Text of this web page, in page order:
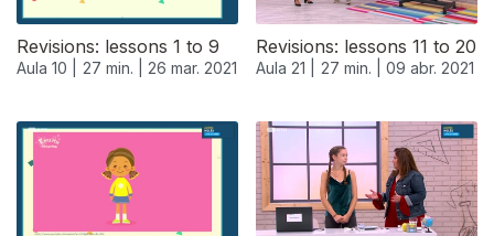
Revisions: lessons 1 to 9
Aula 10 | 27 min. | 26 mar. 2021
Revisions: lessons 11 to 20
Aula 21 | 27 min. | 09 abr. 2021
539108